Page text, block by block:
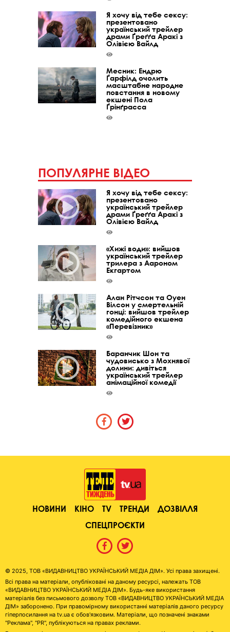
Я хочу від тебе сексу:
презентовано
український трейлер
драми Ґреґґа Аракі з
Олівією Вайлд
Месник: Ендрю
Ґарфілд очолить
масштабне народне
повстання в новому
екшені Пола
Ґрінґрасса
ПОПУЛЯРНЕ ВІДЕО
Я хочу від тебе сексу:
презентовано
український трейлер
драми Ґреґґа Аракі з
Олівією Вайлд
«Хижі води»: вийшов
український трейлер
трилера з Аароном
Екгартом
Алан Рітчсон та Оуен
Вілсон у смертельній
гонці: вийшов трейлер
комедійного екшена
«Перевізник»
Баранчик Шон та
чудовисько з Мохнявої
долини: дивіться
український трейлер
анімаційної комедії
НОВИНИ КІНО TV ТРЕНДИ
ДОЗВІЛЛЯ
СПЕЦПРОЄКТИ
© 2025, ТОВ «ВИДАВНИЦТВО УКРАЇНСЬКИЙ МЕДІА ДІМ». Усі права захищені.
Всі права на матеріали, опубліковані на даному ресурсі, належать ТОВ
«ВИДАВНИЦТВО УКРАЇНСЬКИЙ МЕДІА ДІМ». Будь-яке використання
матеріалів без письмового дозволу ТОВ «ВИДАВНИЦТВО УКРАЇНСЬКИЙ МЕДІА
ДІМ» заборонено. При правомірному використанні матеріалів даного ресурсу
гіперпосилання на tv.ua є обов'язковим. Матеріали, що позначені знаками
"Реклама", "PR", публікуються на правах реклами.